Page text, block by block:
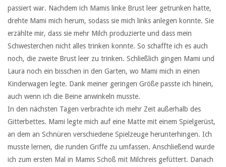
passiert war. Nachdem ich Mamis linke Brust leer getrunken hatte,
drehte Mami mich herum, sodass sie mich links anlegen konnte. Sie
erzählte mir, dass sie mehr Milch produzierte und dass mein
Schwesterchen nicht alles trinken konnte. So schaffte ich es auch
noch, die zweite Brust leer zu trinken. Schließlich gingen Mami und
Laura noch ein bisschen in den Garten, wo Mami mich in einen
Kinderwagen legte. Dank meiner geringen Größe passte ich hinein,
auch wenn ich die Beine anwinkeln musste.
In den nächsten Tagen verbrachte ich mehr Zeit außerhalb des
Gitterbettes. Mami legte mich auf eine Matte mit einem Spielgerüst,
an dem an Schnüren verschiedene Spielzeuge herunterhingen. Ich
musste lernen, die runden Griffe zu umfassen. Anschließend wurde
ich zum ersten Mal in Mamis Schoß mit Milchreis gefüttert. Danach